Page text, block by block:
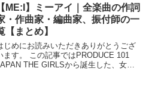
のパート比較、変更...
【ME:I】ミーアイ｜全楽曲の作詞
・作曲家・編曲家、振付師の一
【まとめ】
じめにお読みいただきありがとうござ
ます。 この記事ではPRODUCE 101
THE GIRLSから誕生した、女性